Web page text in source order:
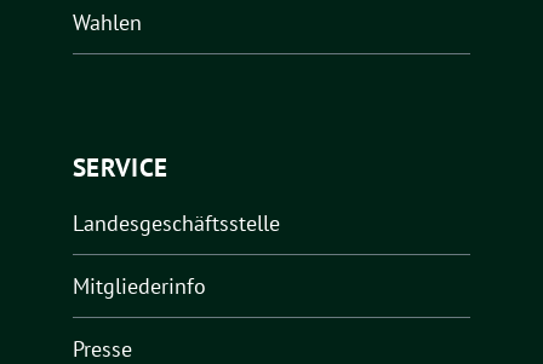
Wahlen
SERVICE
Landesgeschäftsstelle
Mitgliederinfo
Presse